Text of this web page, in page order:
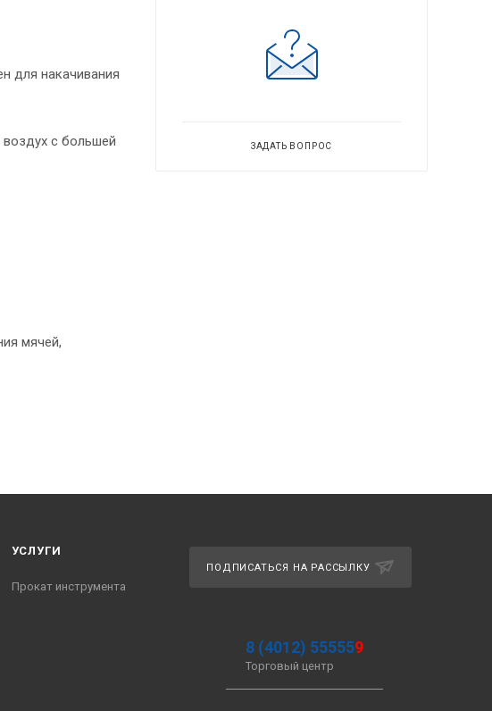
для накачивания
воздух с большей
мячей,
ЗАДАТЬ ВОПРОС
УСЛУГИ
Прокат инструмента
ПОДПИСАТЬСЯ НА РАССЫЛКУ
8 (4012) 555559
Торговый центр